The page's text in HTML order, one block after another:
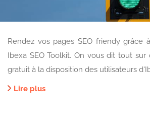
Rendez vos pages SEO friendy grâce
Ibexa SEO Toolkit. On vous dit tout
gratuit à la disposition des utilisateurs
Lire plus